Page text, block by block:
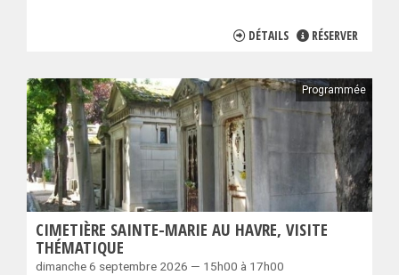
DÉTAILS RÉSERVER
Programmée
CIMETIÈRE SAINTE-MARIE AU HAVRE, VISITE
THÉMATIQUE
dimanche 6 septembre 2026 — 15h00 à 17h00